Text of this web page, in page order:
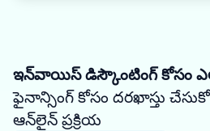
ఇన్‌వాయిస్ డిస్కౌంటింగ్ కోసం
ఫైనాన్సింగ్ కోసం దరఖాస్తు
ఆన్‌లైన్ ప్రక్రియ